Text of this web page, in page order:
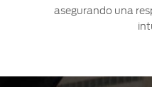
asegurando una